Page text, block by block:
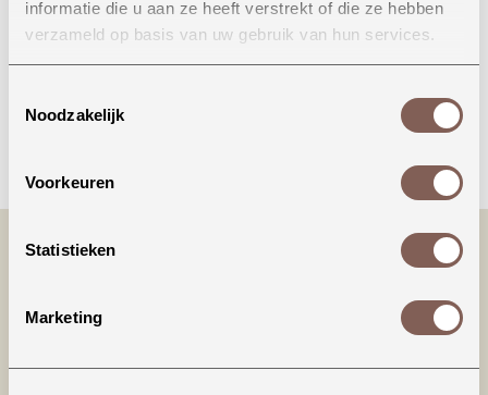
informatie die u aan ze heeft verstrekt of die ze hebben
verzameld op basis van uw gebruik van hun services.
Noodzakelijk
Voorkeuren
Statistieken
Marketing
Onze winkel in Uden
Bekijk openingstijden